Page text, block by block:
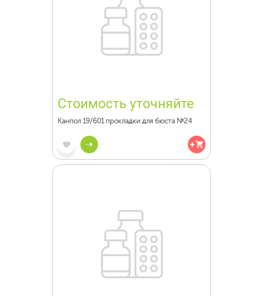
Стоимость уточняйте
Канпол 19/601 прокладки для бюста №24